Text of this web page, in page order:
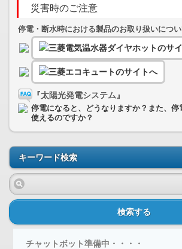
災害時のご注意
停電・断水時における製品のお取り扱いにつ
『太陽光発電システム』
停電になると、どうなりますか？また、停
使えるのですか？
キーワード検索
検索する
チャットボット準備中・・・・